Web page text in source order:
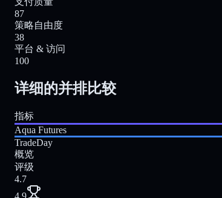
87
策略自由度
38
平台 & 访问
100
详细的并排比较
指标
Aqua Futures
TradeDay
概览
评级
4.7
4.9